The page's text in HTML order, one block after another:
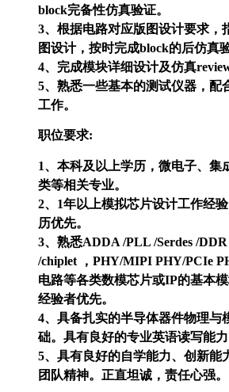
block完备性仿真验证。
3、根据电路对应版图设计要求，
图设计，按时完成block的后仿真
4、完成模块详细设计及仿真
5、熟悉一些基本的测试仪器，配
工作。
职位要求:
1、本科及以上学历，微电子、集
类等相关专业。
2、1年以上模拟芯片设计工作经
历优先。
3、熟悉ADDA /PLL /Serdes /
/chiplet ，PHY/MIPI PHY/PCIe
电路等各类数模芯片或IP的基本
经验者优先。
4、具备扎实的半导体器件物理与
础。具有良好的专业英语读写能力
5、具有良好的自学能力、创新能
团队精神。正直坦诚，责任心强。